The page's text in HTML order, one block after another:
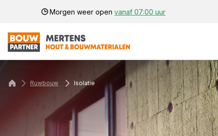
Morgen weer open vanaf 07:00 uur
Ruwbouw Isolatie